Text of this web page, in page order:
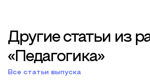
Другие статьи из
«Педагогика»
Все статьи выпуска